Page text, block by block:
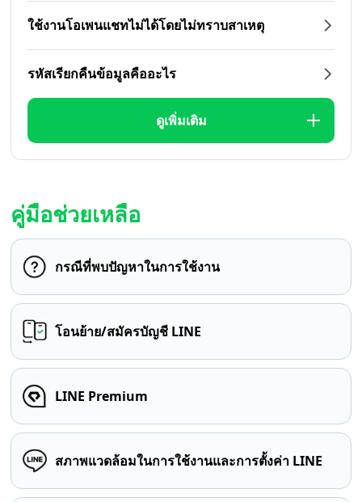
ใช้งานโอเพนแชทไม่ได้โดยไม่ทราบสาเหตุ
รหัสเรียกคืนข้อมูลคืออะไร
ดูเพิ่มเติม
คู่มือช่วยเหลือ
กรณีที่พบปัญหาในการใช้งาน
โอนย้าย/สมัครบัญชี LINE
LINE Premium
สภาพแวดล้อมในการใช้งานและการตั้งค่า LINE